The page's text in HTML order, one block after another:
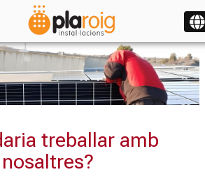
treballar amb
nosaltres?